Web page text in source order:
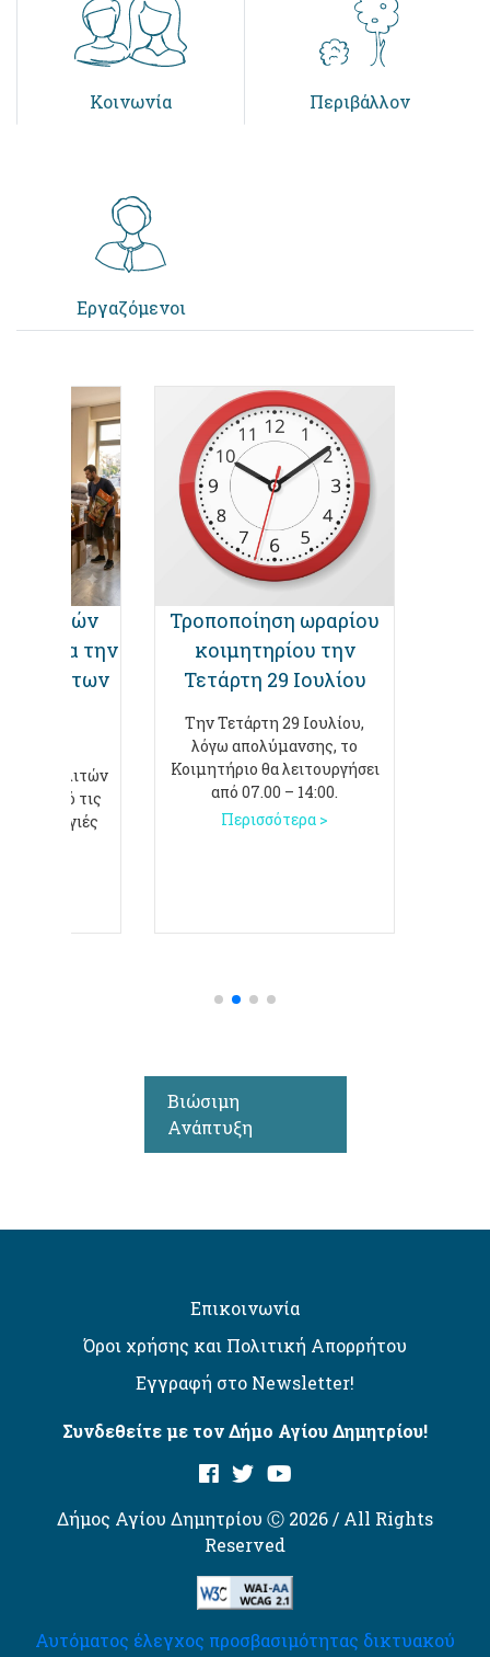
Κοινωνία Περιβάλλον
Εργαζόμενοι
ειδών
για την
των
συμπολιτών
από τις
πυρκαγιές
Τροποποίηση ωραρίου
κοιμητηρίου την
Τετάρτη 29 Ιουλίου
Την Τετάρτη 29 Ιουλίου,
λόγω απολύμανσης, το
Κοιμητήριο θα λειτουργήσει
από 07.00 – 14:00.
Περισσότερα >
Βιώσιμη
Ανάπτυξη
Επικοινωνία
Όροι χρήσης και Πολιτική Απορρήτου
Εγγραφή στο Newsletter!
Συνδεθείτε με τον Δήμο Αγίου Δημητρίου!
Δήμος Αγίου Δημητρίου Ⓒ 2026 / All Rights
Reserved
Αυτόματος έλεγχος προσβασιμότητας δικτυακού